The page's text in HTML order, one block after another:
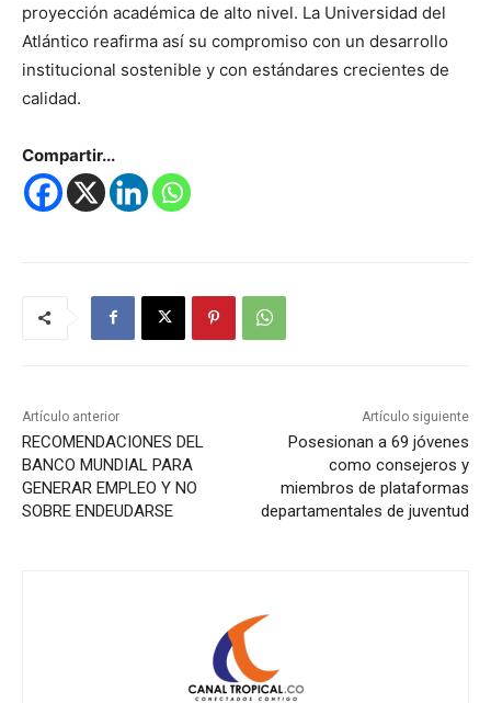
proyección académica de alto nivel. La Universidad del
Atlántico reafirma así su compromiso con un desarrollo
institucional sostenible y con estándares crecientes de
calidad.
Compartir...
Artículo anterior
RECOMENDACIONES DEL
BANCO MUNDIAL PARA
GENERAR EMPLEO Y NO
SOBRE ENDEUDARSE
Artículo siguiente
Posesionan a 69 jóvenes
como consejeros y
miembros de plataformas
departamentales de juventud